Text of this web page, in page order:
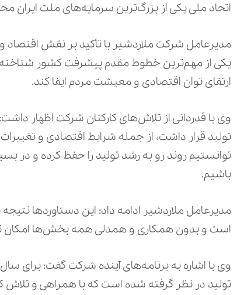
اتحاد ملی یکی از بزرگ‌ترین سرمایه‌های ملت
مدیرعامل شرکت ملاردشیر با تأکید بر نقش
یکی از مهم‌ترین خطوط مقدم پیشرفت کشور
ارتقای توان اقتصادی و معیشت مردم ایفا کند.
وی با قدردانی از تلاش‌های کارکنان شرکت اظهار
تولید قرار داشت، از جمله شرایط اقتصادی و
توانستیم روند رو به رشد تولید را حفظ کرده و
باشیم.
مدیرعامل ملاردشیر ادامه داد: این دستاوردها
است و بدون همکاری و همدلی همه بخش‌ها امکان
وی با اشاره به برنامه‌های آینده شرکت گفت: برای
تولید در نظر گرفته شده است که با همراهی و تلاش